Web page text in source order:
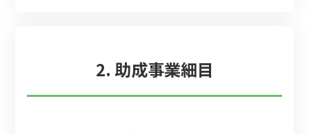
2. 助成事業細目